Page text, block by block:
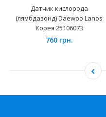
Датчик кислорода
(лямбдазонд) Daewoo Lanos
Корея 25106073
760 грн.